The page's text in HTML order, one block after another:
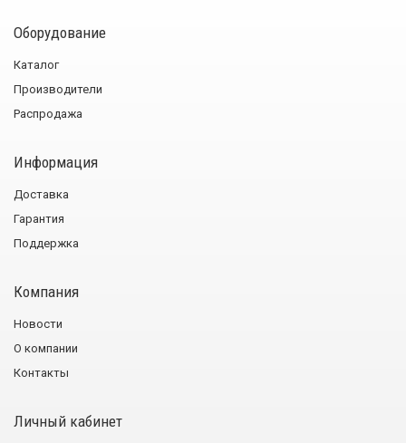
Оборудование
Каталог
Производители
Распродажа
Информация
Доставка
Гарантия
Поддержка
Компания
Новости
О компании
Контакты
Личный кабинет